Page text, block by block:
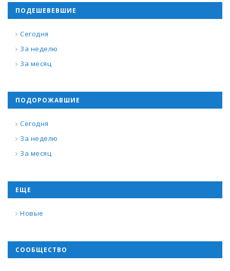
ПОДЕШЕВЕВШИЕ
Сегодня
За неделю
За месяц
ПОДОРОЖАВШИЕ
Сегодня
За неделю
За месяц
ЕЩЕ
Новые
СООБЩЕСТВО